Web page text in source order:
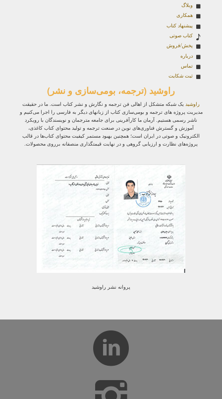
وبلاگ
همکاری
پیشنهاد کتاب
کتاب صوتی
پخش/فروش
درباره
تماس
ثبت شکایت
راوشید (ترجمه، بومی‌سازی و نشر)
راوشید یک شبکه متشکل از اهالی فن ترجمه و نگارش و نشر کتاب است. ما در حقیقت
مدیریت پروژه‌ های ترجمه و بومی‌سازی کتاب از زبانهای دیگر به فارسی را اجرا می‌کنیم و
ناشر رسمی هستیم. آرمان ما کارآفرینی برای جامعه مترجمان و نویسندگان با رویکرد
آموزش و گسترش فناوری‌های نوین در صنعت ترجمه و تولید محتوای کتاب کاغذی،
الکترونیک و صوتی در ایران است؛ همچنین بهبود مستمر کیفیت محتوای کتاب‌ها در قالب
پروژه‌های نظارت و ارزیابی گروهی و در نهایت قیمتگذاری منصفانه برروی محصولات.
پروانه نشر راوشید